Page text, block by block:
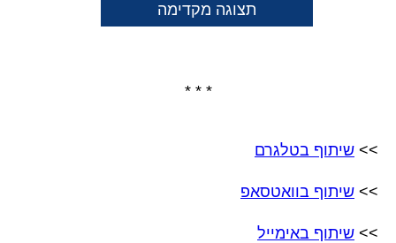
תצוגה מקדימה
* * *
>> שיתוף בטלגרם
>> שיתוף בוואטסאפ
>> שיתוף באימייל